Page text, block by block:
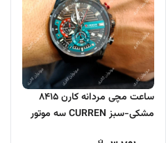
ساعت مچی مردانه کارن 8415
مشکی-سبز CURREN سه موتور